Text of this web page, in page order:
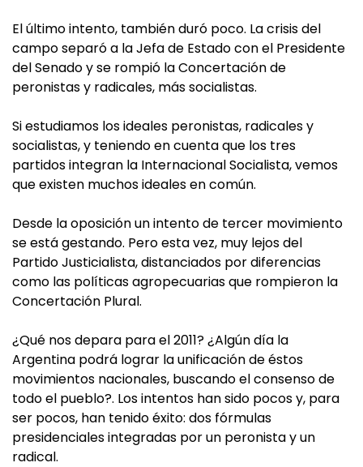
El último intento, también duró poco. La crisis del
campo separó a la Jefa de Estado con el Presidente
del Senado y se rompió la Concertación de
peronistas y radicales, más socialistas.
Si estudiamos los ideales peronistas, radicales y
socialistas, y teniendo en cuenta que los tres
partidos integran la Internacional Socialista, vemos
que existen muchos ideales en común.
Desde la oposición un intento de tercer movimiento
se está gestando. Pero esta vez, muy lejos del
Partido Justicialista, distanciados por diferencias
como las políticas agropecuarias que rompieron la
Concertación Plural.
¿Qué nos depara para el 2011? ¿Algún día la
Argentina podrá lograr la unificación de éstos
movimientos nacionales, buscando el consenso de
todo el pueblo?. Los intentos han sido pocos y, para
ser pocos, han tenido éxito: dos fórmulas
presidenciales integradas por un peronista y un
radical.